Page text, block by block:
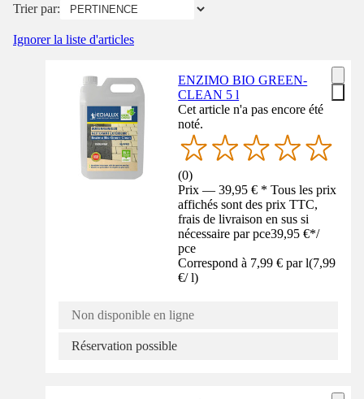
Trier par:
Ignorer la liste d'articles
ENZIMO BIO GREEN-
CLEAN 5 l
Cet article n'a pas encore été
noté.
(0)
Prix — 39,95 € * Tous les prix
affichés sont des prix TTC,
frais de livraison en sus si
nécessaire par pce39,95 €*/
pce
Correspond à 7,99 € par l(7,99
€/ l)
Non disponible en ligne
Réservation possible